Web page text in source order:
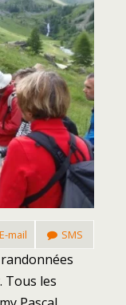
E-mail SMS
randonnées
Tous les